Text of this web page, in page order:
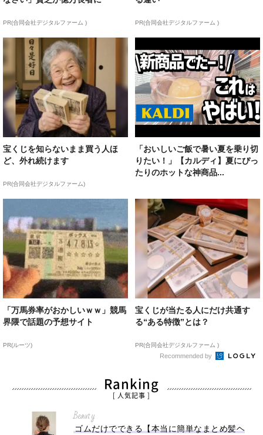
PR(合同会社デジタルファーム ) PR(合同会社デジタルファーム )
宝くじを知らないまま買う人ほ
ど、外れ続けます
PR(合同会社デジタルファーム)
「おいしいご飯で暑い夏を乗り切
りたい！」【カルディ】夏にぴっ
たりのホットな神商品...
「万馬券率がおかしいｗｗ」競馬
界隈で話題の予想サイト
PR(ルーツ)
宝くじが当たる人にだけ共通す
る“ある特徴”とは？
PR(合同会社デジタルファーム )
Recommended by
Ranking
[ 人気記事 ]
Beauty
ゴムだけでできる【本当に簡単なまとめ髪ヘ